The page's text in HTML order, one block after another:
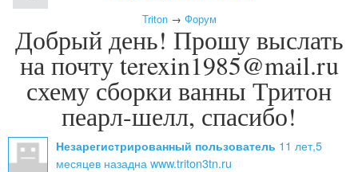
Triton→ Форум
Добрый день! Прошу выслать
на почту terexin1985@mail.ru
схему сборки ванны Тритон
пеарл-шелл, спасибо!
Незарегистрированный пользователь 11 лет,5
месяцев назадна www.triton3tn.ru